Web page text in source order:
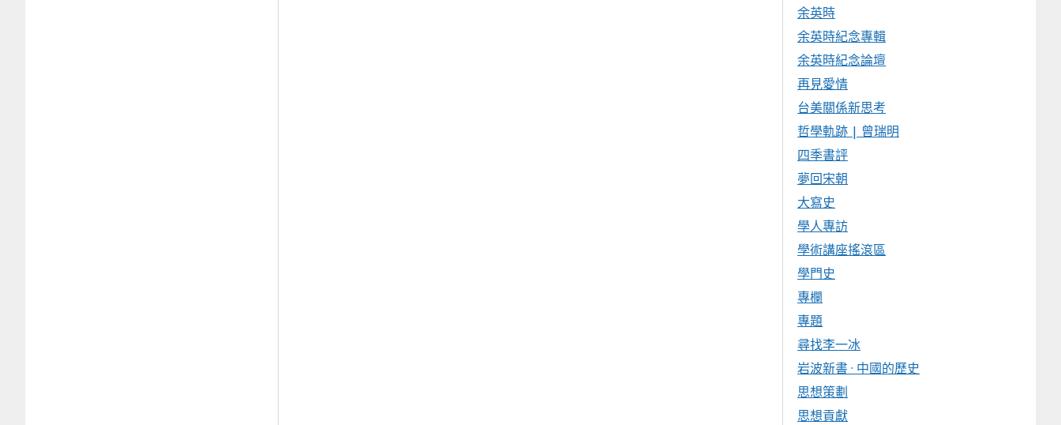
余英時
余英時紀念專輯
余英時紀念論壇
再見愛情
台美關係新思考
哲學軌跡 | 曾瑞明
四季書評
夢回宋朝
大寫史
學人專訪
學術講座搖滾區
學門史
專欄
專題
尋找李一冰
岩波新書 · 中國的歷史
思想策劃
思想貢獻